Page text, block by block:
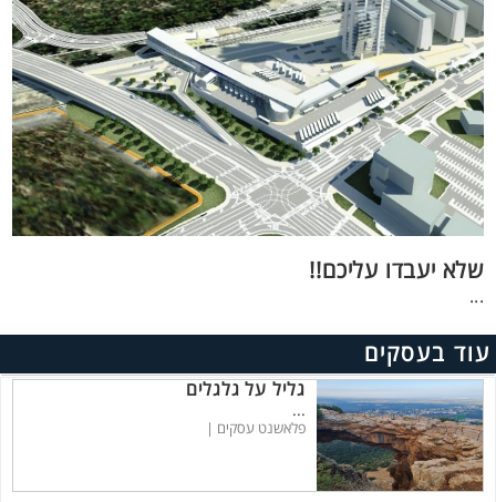
שלא יעבדו עליכם!!
...
עוד בעסקים
גליל על גלגלים
...
פלאשנט עסקים |